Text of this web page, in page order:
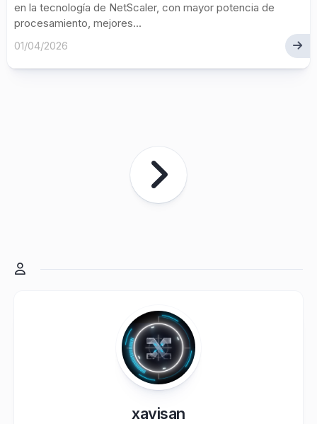
en la tecnología de NetScaler, con mayor potencia de
procesamiento, mejores...
01/04/2026
xavisan